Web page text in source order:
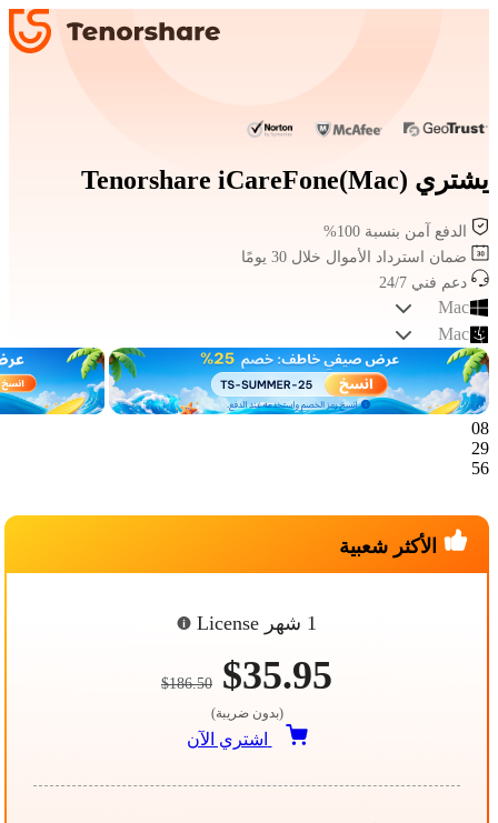
يشتري Tenorshare iCareFone(Mac)
الدفع آمن بنسبة 100%
ضمان استرداد الأموال خلال 30 يومًا
دعم فني 24/7
Mac
Mac
08
29
56
الأكثر شعبية
1 شهر License
$35.95
$186.50
(بدون ضريبة)
اشتري الآن